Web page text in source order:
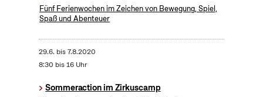
Fünf Ferienwochen im Zeichen von Bewegung, Spiel,
Spaß und Abenteuer
29.6. bis7.8.2020
8:30 bis 16 Uhr
Sommeraction im Zirkuscamp